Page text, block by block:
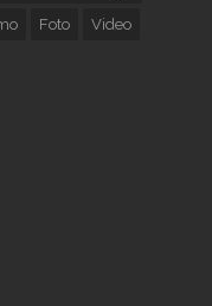
Foto Video